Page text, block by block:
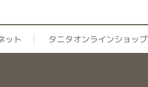
ット タニタオンラインショップ